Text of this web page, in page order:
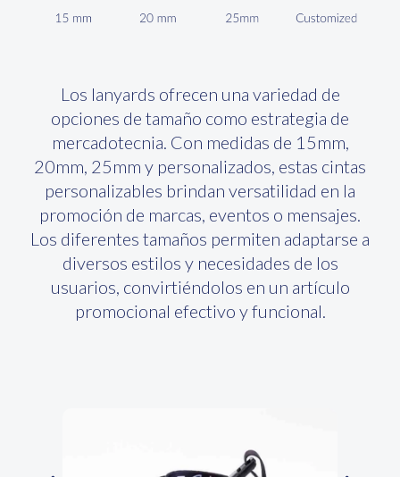
Los lanyards ofrecen una variedad de
opciones de tamaño como estrategia de
mercadotecnia. Con medidas de 15mm,
20mm, 25mm y personalizados, estas cintas
personalizables brindan versatilidad en la
promoción de marcas, eventos o mensajes.
Los diferentes tamaños permiten adaptarse a
diversos estilos y necesidades de los
usuarios, convirtiéndolos en un artículo
promocional efectivo y funcional.